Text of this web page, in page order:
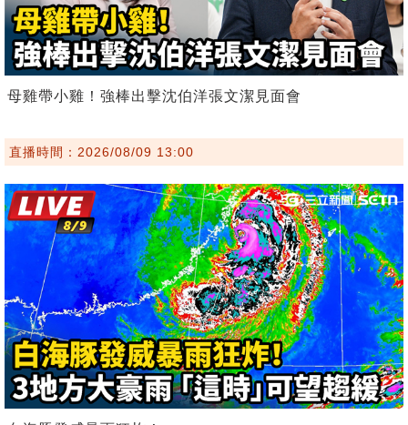
母雞帶小雞！強棒出擊沈伯洋張文潔見面會
直播時間：2026/08/09 13:00